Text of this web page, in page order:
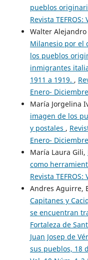
pueblos
Revista
Walter Alejandro
Milanesio por el
los pueblos
inmigrantes
1911 a 1919. ,
Enero- Diciembre
María Jorgelina
imagen de los
y postales ,
Enero- Diciembre
María Laura Gili,
como
Revista
Andres Aguirre,
Capitanes y
se encuentran
Fortaleza de
Juan Josep de
sus pueblos, 18